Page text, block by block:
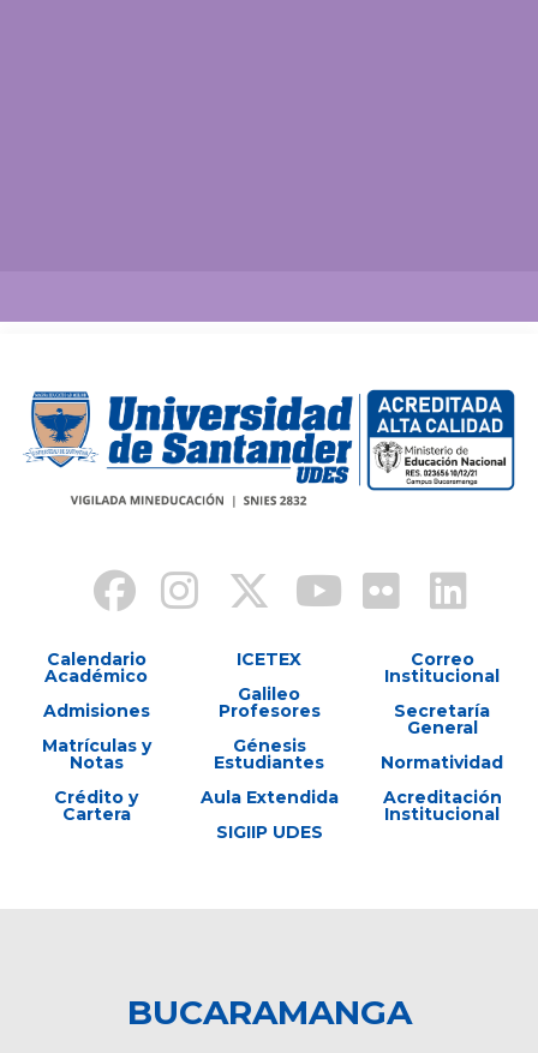
Calendario
Académico
Admisiones
Matrículas y
Notas
Crédito y
Cartera
ICETEX
Galileo
Profesores
Génesis
Estudiantes
Aula Extendida
SIGIIP UDES
Correo
Institucional
Secretaría
General
Normatividad
Acreditación
Institucional
BUCARAMANGA